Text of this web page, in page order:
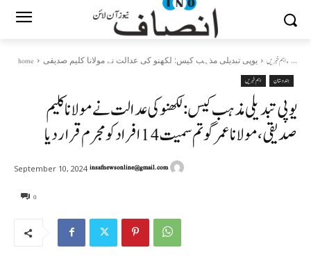
home اہم خبریںیوپی تبدیلی مذہب کیس: لکھنو کی عدالت نے مولانا کلیم صدیقی، ...
اہم خبریں ہندوستان
یوپی تبدیلی مذہب کیس: لکھنو کی عدالت نے مولانا کلیم
صدیقی، مولانا عمر گوتم سمیت 14 افراد کو مجرم قرار دیا
0
September 10, 2024 insafnewsonline@gmail.com